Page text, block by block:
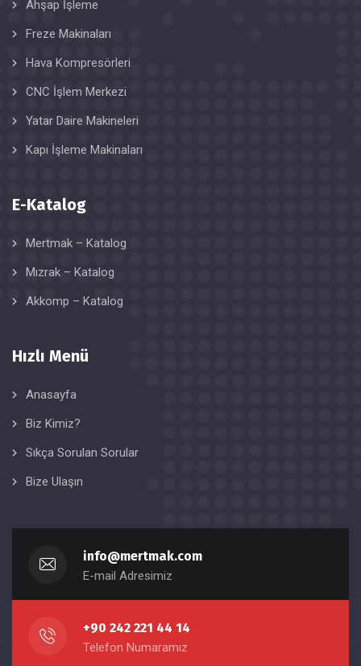
Ahşap İşleme
Freze Makinaları
Hava Kompresörleri
CNC İşlem Merkezi
Yatar Daire Makineleri
Kapı İşleme Makinaları
E-Katalog
Mertmak – Katalog
Mızrak – Katalog
Akkomp – Katalog
Hızlı Menü
Anasayfa
Biz Kimiz?
Sıkça Sorulan Sorular
Bize Ulaşın
info@mertmak.com
E-mail Adresimiz
+90 242 221 44 14
Telefon Numaramız